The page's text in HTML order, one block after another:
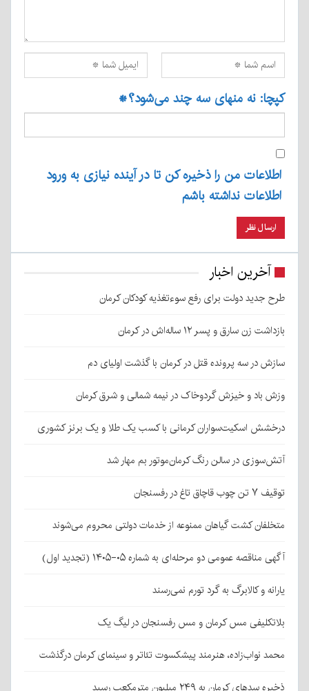
کپچا: نه منهای سه چند می‌شود؟*
اطلاعات من را ذخیره کن تا در آینده نیازی به ورود
اطلاعات نداشته باشم
آخرین اخبار
طرح جدید دولت برای رفع سوءتغذیه کودکان کرمان
بازداشت زن سارق و پسر ۱۲ ساله‌اش در کرمان
سازش در سه پرونده قتل در کرمان با گذشت اولیای دم
وزش باد و خیزش گردوخاک در نیمه شمالی و شرق کرمان
درخشش اسکیت‌سواران کرمانی با کسب یک طلا و یک برنز کشوری
آتش‌سوزی در سالن رنگ کرمان‌موتور بم مهار شد
توقیف ۷ تن چوب قاچاق تاغ در رفسنجان
متخلفان کشت گیاهان ممنوعه از خدمات دولتی محروم می‌شوند
آگهی مناقصه عمومی دو مرحله‌ای به شماره ۰۵-۱۴۰۵ (تجدید اول)
یارانه و کالابرگ به گرد تورم نمی‌رسند
بلاتکلیفی مس کرمان و مس رفسنجان در لیگ یک
محمد نواب‌زاده، هنرمند پیشکسوت تئاتر و سینمای کرمان درگذشت
ذخیره سدهای کرمان به ۲۴۹ میلیون مترمکعب رسید